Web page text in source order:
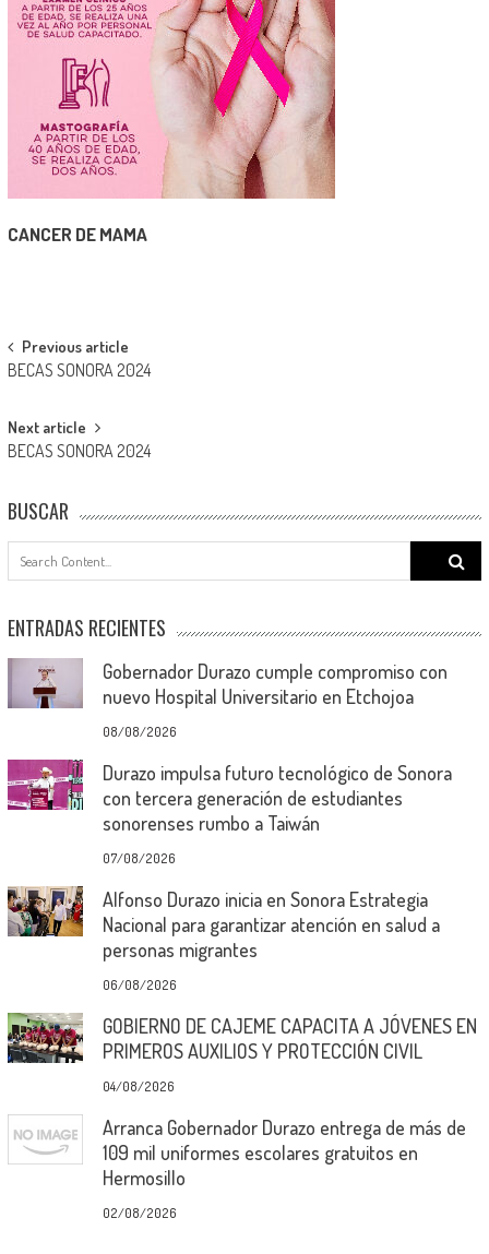
CANCER DE MAMA
Post
navigation
Previous article
BECAS SONORA 2024
Next article
BECAS SONORA 2024
BUSCAR
Search
for:
ENTRADAS RECIENTES
Gobernador Durazo cumple compromiso con
nuevo Hospital Universitario en Etchojoa
08/08/2026
Durazo impulsa futuro tecnológico de Sonora
con tercera generación de estudiantes
sonorenses rumbo a Taiwán
07/08/2026
Alfonso Durazo inicia en Sonora Estrategia
Nacional para garantizar atención en salud a
personas migrantes
06/08/2026
GOBIERNO DE CAJEME CAPACITA A JÓVENES EN
PRIMEROS AUXILIOS Y PROTECCIÓN CIVIL
04/08/2026
Arranca Gobernador Durazo entrega de más de
109 mil uniformes escolares gratuitos en
Hermosillo
02/08/2026